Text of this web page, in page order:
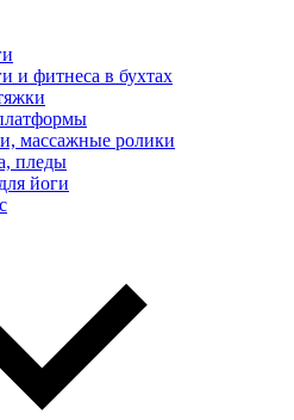
и фитнеса в бухтах
массажные ролики
пледы
йоги